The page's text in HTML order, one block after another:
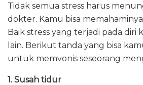
Tidak semua stress harus
dokter. Kamu bisa
Baik stress yang terjadi pada diri
lain. Berikut tanda yang bisa
untuk memvonis seseorang
1. Susah tidur